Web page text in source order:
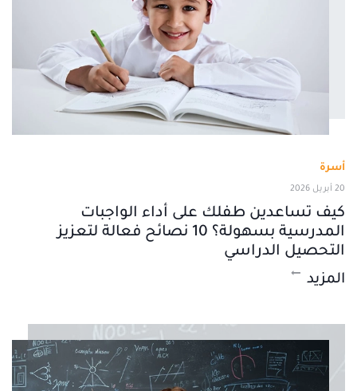
أسرة
20 أبريل 2026
كيف تساعدين طفلك على أداء الواجبات
المدرسية بسهولة؟ 10 نصائح فعالة لتعزيز
التحصيل الدراسي
المزيد